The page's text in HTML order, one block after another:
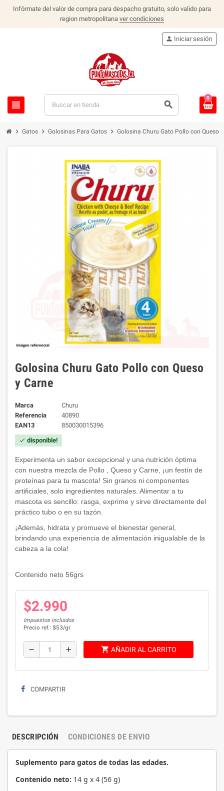
Infórmate del valor de compra para despacho gratuito, solo valido para
region metropolitana ver condiciones
view_headline search
person Iniciar sesión
0
chevron_right Gatos chevron_right Golosinas Para Gatos chevron_right Golosina Churu Gato Pollo con Queso
Golosina Churu Gato Pollo con Queso
y Carne
Marca
Churu
Referencia
40890
EAN13
850030015396
check disponible!
Experimenta un sabor excepcional y una nutrición óptima
con nuestra mezcla de Pollo , Queso y Carne, ¡un festín de
proteínas para tu mascota! Sin granos ni componentes
artificiales, solo ingredientes naturales. Alimentar a tu
mascota es sencillo: rasga, exprime y sirve directamente del
práctico tubo o en su tazón.
¡Además, hidrata y promueve el bienestar general,
brindando una experiencia de alimentación inigualable de la
cabeza a la cola!
Contenido neto 56grs
$2.990
Impuestos incluidos
Precio ref.: $53/gr
remove add shopping_cart AÑADIR AL CARRITO
COMPARTIR
DESCRIPCIÓN CONDICIONES DE ENVIO
Suplemento para gatos de todas las edades.
Contenido neto: 14 g x 4 (56 g)